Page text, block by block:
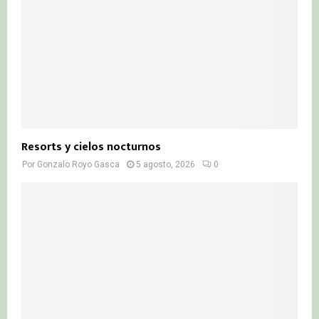
Resorts y cielos nocturnos
Por Gonzalo Royo Gasca 5 agosto, 2026 0